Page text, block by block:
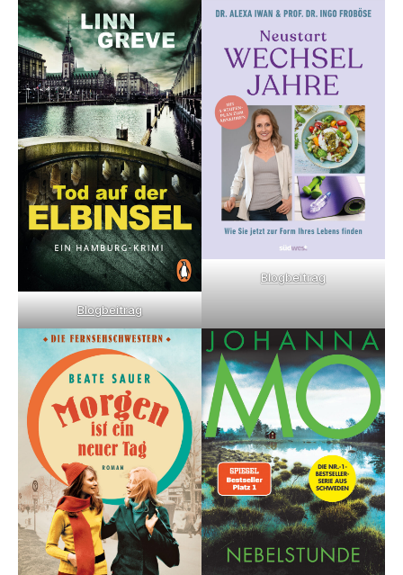
Blogbeitrag
Blogbeitrag